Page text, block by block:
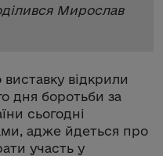
Мирослав
відкрили
дня боротьби за
сьогодні
адже йдеться про
участь у